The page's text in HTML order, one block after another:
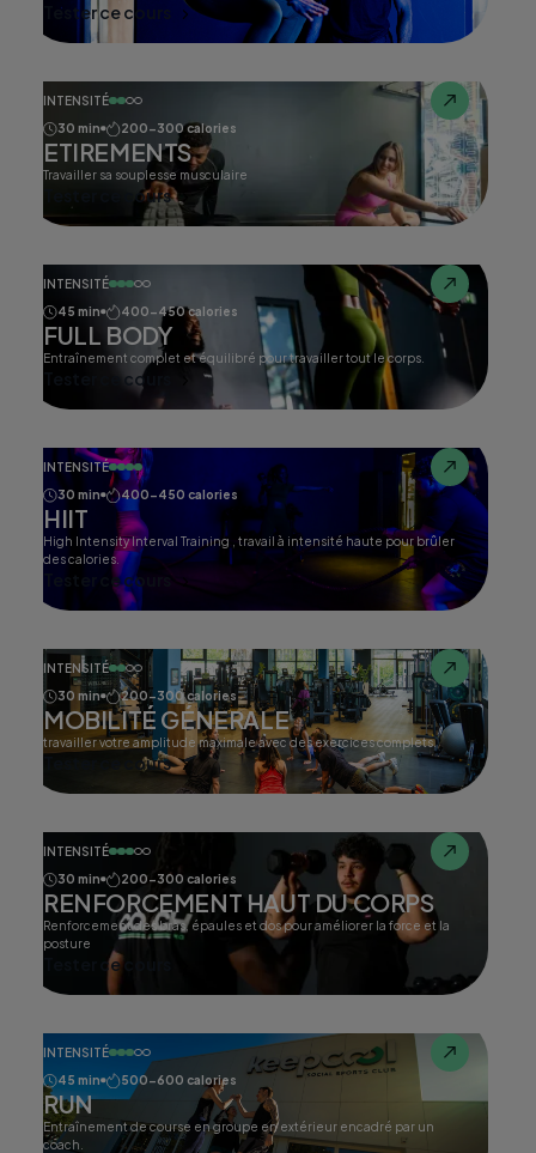
Tester ce cours
INTENSITÉ
30 min
200-300 calories
ETIREMENTS
Travailler sa souplesse musculaire
Tester ce cours
INTENSITÉ
45 min
400-450 calories
FULL BODY
Entraînement complet et équilibré pour travailler tout le corps.
Tester ce cours
INTENSITÉ
30 min
400-450 calories
HIIT
High Intensity Interval Training , travail à intensité haute pour brûler
des calories.
Tester ce cours
INTENSITÉ
30 min
200-300 calories
MOBILITÉ GÉNERALE
travailler votre amplitude maximale avec des exercices complets.
Tester ce cours
INTENSITÉ
30 min
200-300 calories
RENFORCEMENT HAUT DU CORPS
Renforcement des bras, épaules et dos pour améliorer la force et la
posture
Tester ce cours
INTENSITÉ
45 min
500-600 calories
RUN
Entraînement de course en groupe en extérieur encadré par un
coach.